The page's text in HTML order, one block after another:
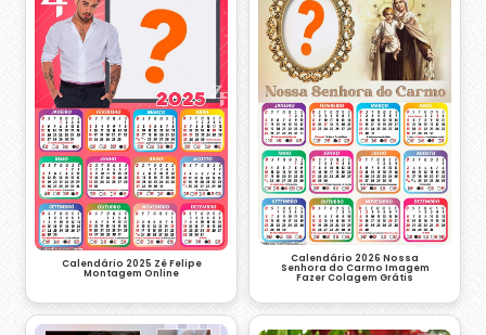
Calendário 2025 Zé Felipe
Montagem Online
Calendário 2026 Nossa
Senhora do Carmo Imagem
Fazer Colagem Grátis